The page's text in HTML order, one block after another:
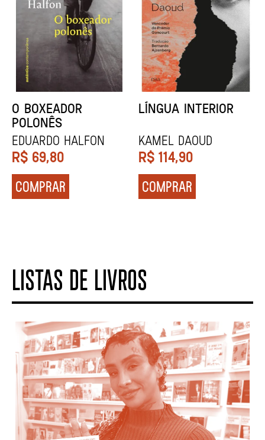
DENTES BRANCOS
Zadie Smith
R$ 129,90
COMPRAR
UCRÂNIA
Andrei Kurkov
R$ 139,90
COMPRAR
LISTAS DE LIVROS